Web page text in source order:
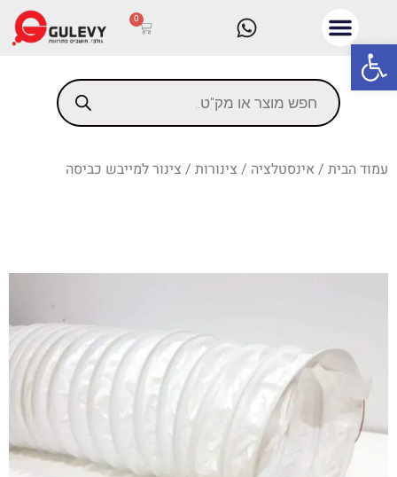
פתח סרגל נגישות
0
עמוד הבית / אינסטלציה / צינורות / צינור למייבש כביסה